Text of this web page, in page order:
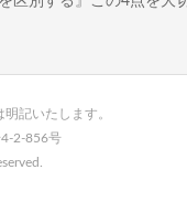
記いたします。
2-856号